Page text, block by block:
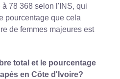
78 368 selon l'INS, qui
pourcentage que cela
de femmes majeures est
total et le pourcentage
en Côte d'Ivoire?